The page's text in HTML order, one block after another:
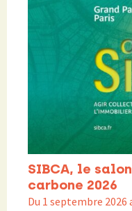
SIBCA, le
carbone 2026
Du 1 septembre 2026